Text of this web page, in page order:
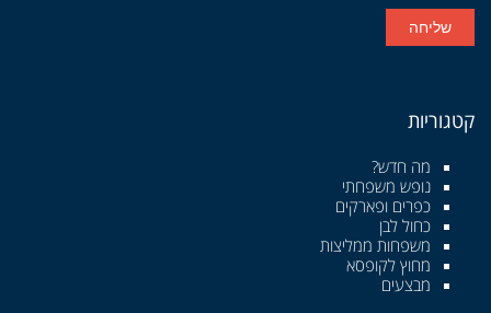
שליחה
קטגוריות
מה חדש?
נופש משפחתי
כפרים ופארקים
כחול לבן
משפחות ממליצות
מחוץ לקופסא
מבצעים